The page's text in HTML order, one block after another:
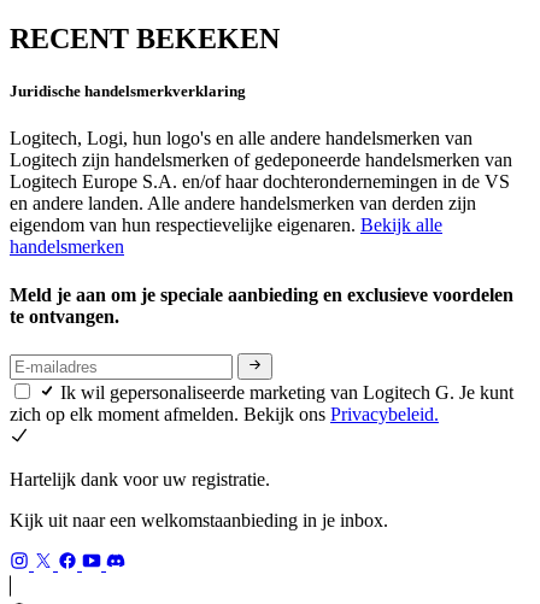
RECENT BEKEKEN
Juridische handelsmerkverklaring
Logitech, Logi, hun logo's en alle andere handelsmerken van
Logitech zijn handelsmerken of gedeponeerde handelsmerken van
Logitech Europe S.A. en/of haar dochterondernemingen in de VS
en andere landen. Alle andere handelsmerken van derden zijn
eigendom van hun respectievelijke eigenaren. Bekijk alle
handelsmerken
Meld je aan om je speciale aanbieding en exclusieve voordelen
te ontvangen.
Ik wil gepersonaliseerde marketing van Logitech G. Je kunt
zich op elk moment afmelden. Bekijk ons Privacybeleid.
Hartelijk dank voor uw registratie.
Kijk uit naar een welkomstaanbieding in je inbox.